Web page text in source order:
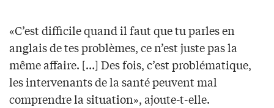
«C’est difficile quand il faut que tu parles en
anglais de tes problèmes, ce n’est juste pas la
même affaire. […] Des fois, c’est problématique,
les intervenants de la santé peuvent mal
comprendre la situation», ajoute-t-elle.